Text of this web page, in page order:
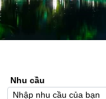
Nhu cầu